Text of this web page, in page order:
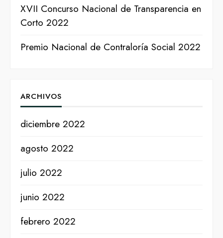
XVII Concurso Nacional de Transparencia en
Corto 2022
Premio Nacional de Contraloría Social 2022
ARCHIVOS
diciembre 2022
agosto 2022
julio 2022
junio 2022
febrero 2022